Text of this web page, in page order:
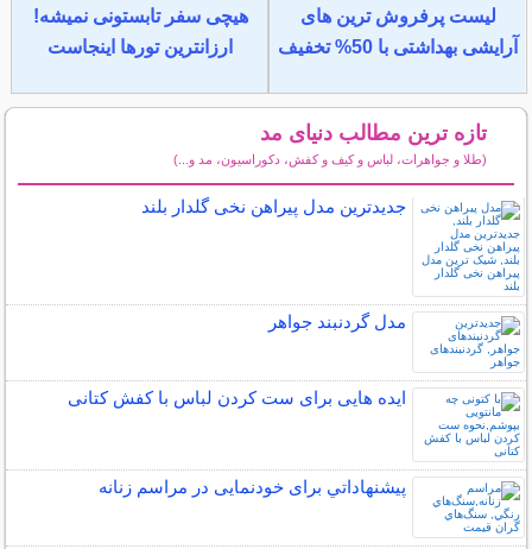
لیست پرفروش ترین های
آرایشی بهداشتی با 50% تخفیف
هیچی سفر تابستونی نمیشه!
ارزانترین تورها اینجاست
تازه ترین مطالب دنیای مد
(طلا و جواهرات، لباس و کیف و کفش، دکوراسیون، مد و...)
جدیدترین مدل پیراهن نخی گلدار بلند
مدل گردنبند جواهر
ایده هایی برای ست کردن لباس با کفش کتانی
پيشنهاداتي برای خودنمایی در مراسم زنانه